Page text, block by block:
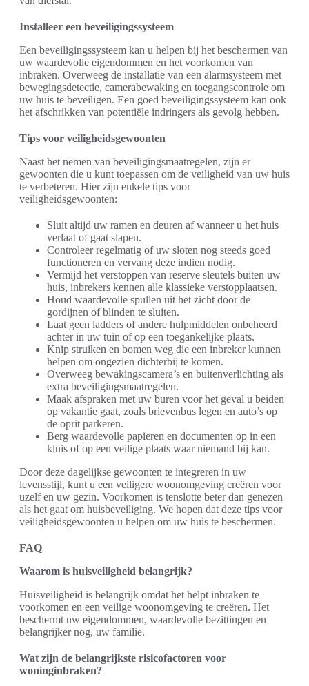
Installeer een beveiligingssysteem
Een beveiligingssysteem kan u helpen bij het beschermen van
uw waardevolle eigendommen en het voorkomen van
inbraken. Overweeg de installatie van een alarmsysteem met
bewegingsdetectie, camerabewaking en toegangscontrole om
uw huis te beveiligen. Een goed beveiligingssysteem kan ook
het afschrikken van potentiële indringers als gevolg hebben.
Tips voor veiligheidsgewoonten
Naast het nemen van beveiligingsmaatregelen, zijn er
gewoonten die u kunt toepassen om de veiligheid van uw huis
te verbeteren. Hier zijn enkele tips voor
veiligheidsgewoonten:
Sluit altijd uw ramen en deuren af wanneer u het huis
verlaat of gaat slapen.
Controleer regelmatig of uw sloten nog steeds goed
functioneren en vervang deze indien nodig.
Vermijd het verstoppen van reserve sleutels buiten uw
huis, inbrekers kennen alle klassieke verstopplaatsen.
Houd waardevolle spullen uit het zicht door de
gordijnen of blinden te sluiten.
Laat geen ladders of andere hulpmiddelen onbeheerd
achter in uw tuin of op een toegankelijke plaats.
Knip struiken en bomen weg die een inbreker kunnen
helpen om ongezien dichterbij te komen.
Overweeg bewakingscamera’s en buitenverlichting als
extra beveiligingsmaatregelen.
Maak afspraken met uw buren voor het geval u beiden
op vakantie gaat, zoals brievenbus legen en auto’s op
de oprit parkeren.
Berg waardevolle papieren en documenten op in een
kluis of op een veilige plaats waar niemand bij kan.
Door deze dagelijkse gewoonten te integreren in uw
levensstijl, kunt u een veiligere woonomgeving creëren voor
uzelf en uw gezin. Voorkomen is tenslotte beter dan genezen
als het gaat om huisbeveiliging. We hopen dat deze tips voor
veiligheidsgewoonten u helpen om uw huis te beschermen.
FAQ
Waarom is huisveiligheid belangrijk?
Huisveiligheid is belangrijk omdat het helpt inbraken te
voorkomen en een veilige woonomgeving te creëren. Het
beschermt uw eigendommen, waardevolle bezittingen en
belangrijker nog, uw familie.
Wat zijn de belangrijkste risicofactoren voor
woninginbraken?